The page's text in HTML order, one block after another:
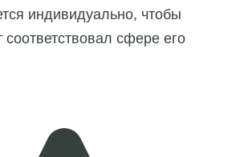
индивидуально, чтобы
соответствовал сфере его